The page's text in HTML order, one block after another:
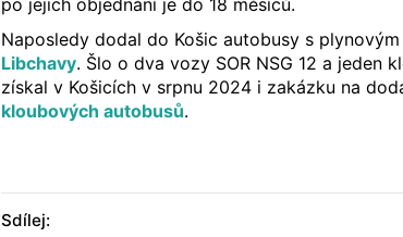
Naposledy dodal do Košic autobusy s
Libchavy. Šlo o dva vozy SOR NSG 12 a jeden
získal v Košicích v srpnu 2024 i zakázku na
kloubových autobusů.
Sdílej: